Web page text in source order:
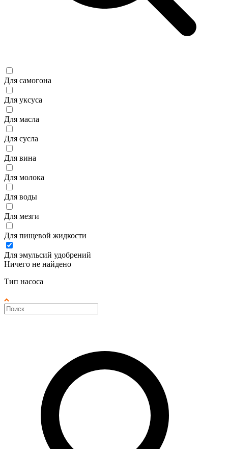
Для самогона
Для уксуса
Для масла
Для сусла
Для вина
Для молока
Для воды
Для мезги
Для пищевой жидкости
Для эмульсий удобрений
Ничего не найдено
Тип насоса